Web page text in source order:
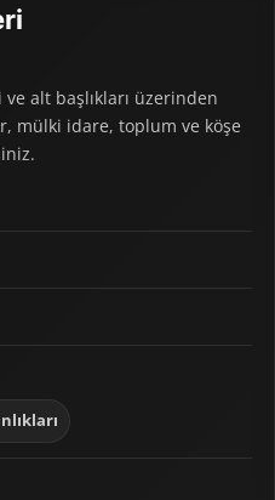
alt başlıkları üzerinden
mülki idare, toplum ve köşe